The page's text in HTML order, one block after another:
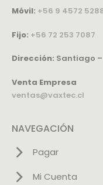
Móvil: +56 9 4572
Fijo: +56 72 253 7087
Dirección: Santiago
Venta Empresa
ventas@vaxtec.cl
NAVEGACIÓN
Pagar
Mi Cuenta